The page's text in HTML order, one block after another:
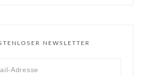
NEWSLETTER